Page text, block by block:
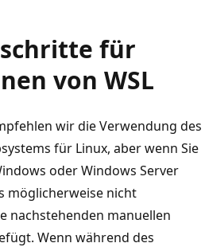
für
von WSL
wir die Verwendung des
für Linux, aber wenn Sie
oder Windows Server
möglicherweise nicht
nachstehenden manuellen
Wenn während des